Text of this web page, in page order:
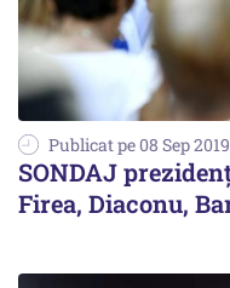
Publicat pe 08 Sep 2019
SONDAJ
Firea, Diaconu,